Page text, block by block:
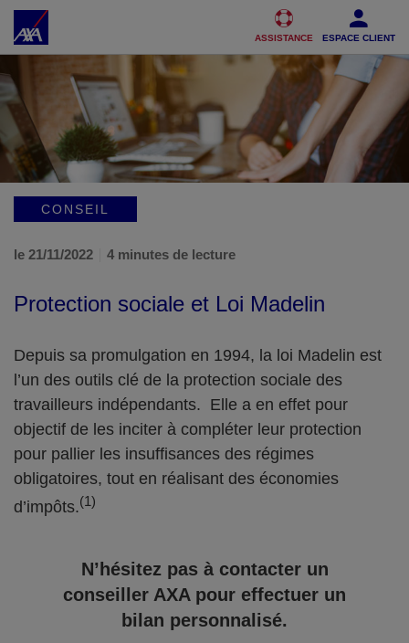
Accéder au Contenu Accéder au Pied de page
ASSISTANCE ESPACE CLIENT
CONSEIL
le 21/11/2022 4 minutes de lecture
Protection sociale et Loi Madelin
Depuis sa promulgation en 1994, la loi Madelin est
l’un des outils clé de la protection sociale des
travailleurs indépendants. Elle a en effet pour
objectif de les inciter à compléter leur protection
pour pallier les insuffisances des régimes
obligatoires, tout en réalisant des économies
d’impôts.(1)
N’hésitez pas à contacter un
conseiller AXA pour effectuer un
bilan personnalisé.